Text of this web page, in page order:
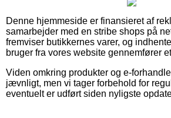
Denne hjemmeside er finansieret af
samarbejder med en stribe shops på
fremviser butikkernes varer, og
bruger fra vores website gennemfører
Viden omkring produkter og e-
jævnligt, men vi tager forbehold for
eventuelt er udført siden nyligste